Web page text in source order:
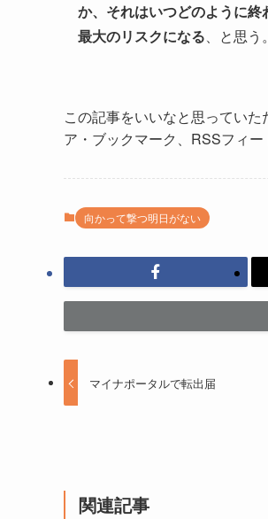
か、それはいつどのように終
最大のリスクになる、と思う。
この記事をいいなと思ってい
ア・ブックマーク、RSSフィー
向かって撃つ明日がない
マイナポータルで転出届
関連記事